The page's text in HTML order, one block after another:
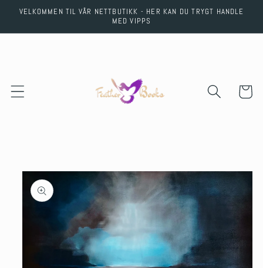
Skip to
VELKOMMEN TIL VÅR NETTBUTIKK - HER KAN DU TRYGT HANDLE
MED VIPPS
Cart
Skip to
product
information